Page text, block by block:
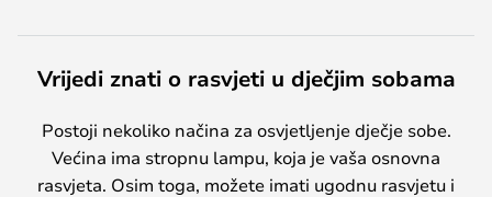
Vrijedi znati o rasvjeti u dječjim sobama
Postoji nekoliko načina za osvjetljenje dječje sobe.
Većina ima stropnu lampu, koja je vaša osnovna
rasvjeta. Osim toga, možete imati ugodnu rasvjetu i